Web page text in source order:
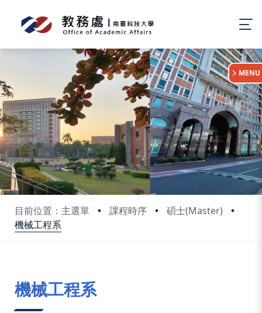
目前位置：主選單 課程時序
碩士(Master)
機械工程系
:::
MENU
機械工程系